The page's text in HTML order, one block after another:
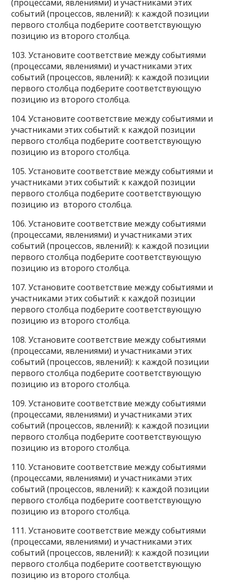
(процессами, явлениями) и участниками этих
событий (процессов, явлений): к каждой позиции
первого столбца подберите соответствующую
позицию из второго столбца.
103. Установите соответствие между событиями
(процессами, явлениями) и участниками этих
событий (процессов, явлений): к каждой позиции
первого столбца подберите соответствующую
позицию из второго столбца.
104. Установите соответствие между событиями и
участниками этих событий: к каждой позиции
первого столбца подберите соответствующую
позицию из второго столбца.
105. Установите соответствие между событиями и
участниками этих событий: к каждой позиции
первого столбца подберите соответствующую
позицию из второго столбца.
106. Установите соответствие между событиями
(процессами, явлениями) и участниками этих
событий (процессов, явлений): к каждой позиции
первого столбца подберите соответствующую
позицию из второго столбца.
107. Установите соответствие между событиями и
участниками этих событий: к каждой позиции
первого столбца подберите соответствующую
позицию из второго столбца.
108. Установите соответствие между событиями
(процессами, явлениями) и участниками этих
событий (процессов, явлений): к каждой позиции
первого столбца подберите соответствующую
позицию из второго столбца.
109. Установите соответствие между событиями
(процессами, явлениями) и участниками этих
событий (процессов, явлений): к каждой позиции
первого столбца подберите соответствующую
позицию из второго столбца.
110. Установите соответствие между событиями
(процессами, явлениями) и участниками этих
событий (процессов, явлений): к каждой позиции
первого столбца подберите соответствующую
позицию из второго столбца.
111. Установите соответствие между событиями
(процессами, явлениями) и участниками этих
событий (процессов, явлений): к каждой позиции
первого столбца подберите соответствующую
позицию из второго столбца.